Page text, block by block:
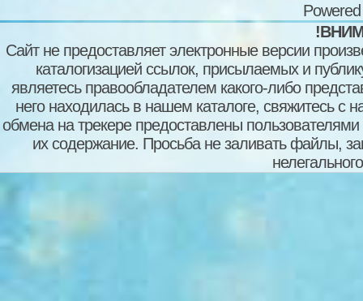
Сайт не предоставляет электронные версии
каталогизацией ссылок, присылаемых и
являетесь правообладателем какого-либо
него находилась в нашем каталоге, свяжитесь
обмена на трекере предоставлены пользователями
их содержание. Просьба не заливать файлы,